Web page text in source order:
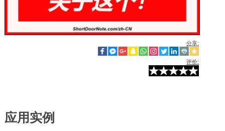
分享:
评价:
应用实例